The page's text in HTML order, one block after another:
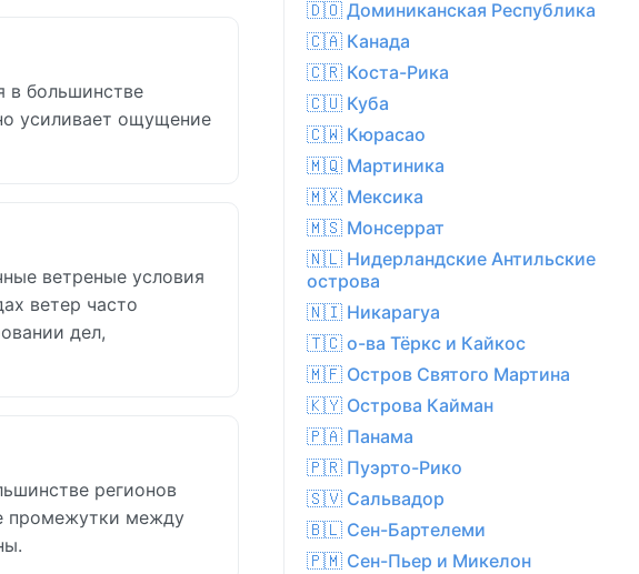
в большинстве
усиливает ощущение
ветреные условия
ветер часто
дел,
регионов
промежутки между
🇩🇴 Доминиканская Республика
🇨🇦 Канада
🇨🇷 Коста-Рика
🇨🇺 Куба
🇨🇼 Кюрасао
🇲🇶 Мартиника
🇲🇽 Мексика
🇲🇸 Монсеррат
🇳🇱 Нидерландские Антильские
острова
🇳🇮 Никарагуа
🇹🇨 о-ва Тёркс и Кайкос
🇲🇫 Остров Святого Мартина
🇰🇾 Острова Кайман
🇵🇦 Панама
🇵🇷 Пуэрто-Рико
🇸🇻 Сальвадор
🇧🇱 Сен-Бартелеми
🇵🇲 Сен-Пьер и Микелон